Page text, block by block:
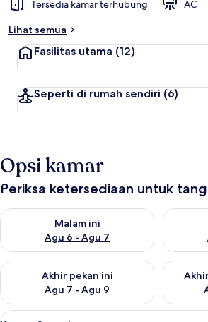
Tersedia kamar terhubung
AC
Lihat semua
Fasilitas utama (12)
Seperti di rumah sendiri (6)
Opsi kamar
Periksa ketersediaan untuk
Malam ini
Agu 6 - Agu 7
Periksa ketersediaan untuk malam iniPeriksa
Akhir pekan ini
Agu 7 - Agu 9
Periksa ketersediaan untuk akhir pekan
Periksa
Lihat
Kamar